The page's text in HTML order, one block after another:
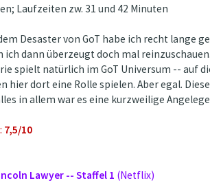
Laufzeiten zw. 31 und 42 Minuten
Desaster von GoT habe ich recht lange
ich dann überzeugt doch mal
spielt natürlich im GoT Universum -- auf
hier dort eine Rolle spielen. Aber egal.
in allem war es eine kurzweilige
7,5/10
Lawyer -- Staffel 1 (Netflix)